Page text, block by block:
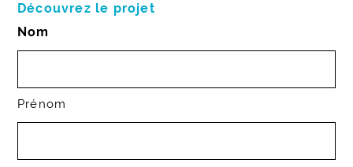
Découvrez le projet
Nom
Prénom